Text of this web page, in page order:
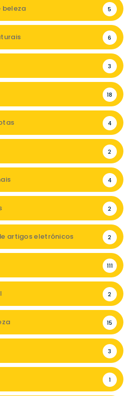
beleza 5
6
3
18
4
2
4
2
artigos eletrónicos 2
111
2
15
3
1